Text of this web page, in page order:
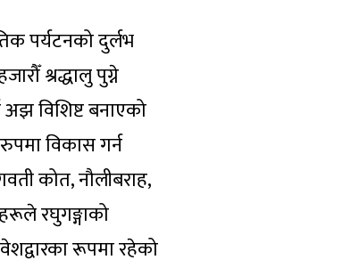
पर्यटनको दुर्लभ
श्रद्धालु पुग्ने
अझ विशिष्ट बनाएको
विकास गर्न
कोत, नौलीबराह,
रघुगङ्गाको
रूपमा रहेको